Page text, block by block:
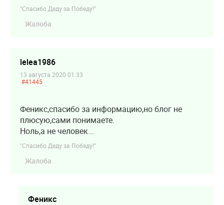
"Спасибо Деду за Победу!"
Жалоба
lelea1986
13 августа 2020 01:33
#41445
Феникс,спасибо за информацию,но блог не
плюсую,сами понимаете.
Ноль,а не человек...
"Спасибо Деду за Победу!"
Жалоба
Феникс